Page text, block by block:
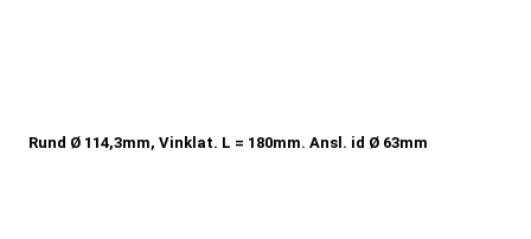
Rund Ø 114,3mm, Vinklat. L = 180mm. Ansl. id Ø 63mm